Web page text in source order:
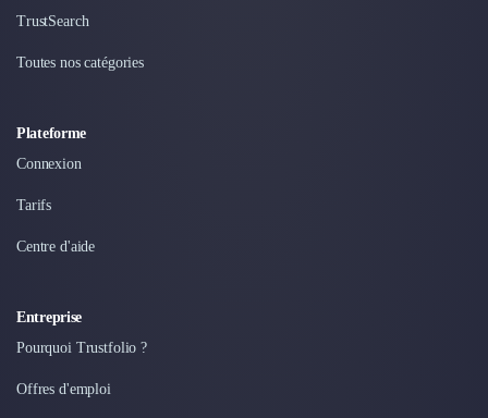
TrustSearch
Toutes nos catégories
Plateforme
Connexion
Tarifs
Centre d'aide
Entreprise
Pourquoi Trustfolio ?
Offres d'emploi